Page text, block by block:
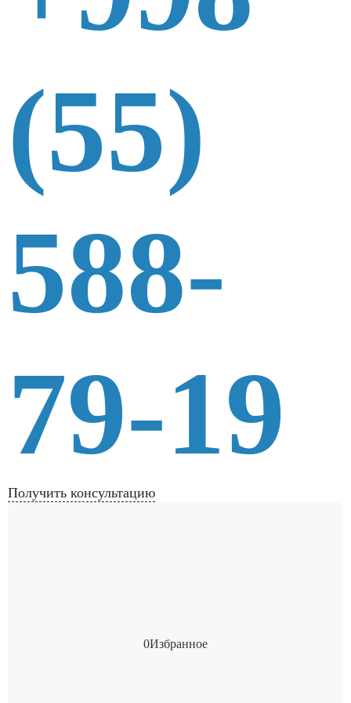
(55)
588-
79-19
Получить консультацию
0Избранное